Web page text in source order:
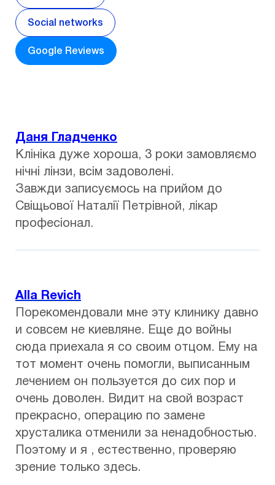
Social networks
Google Reviews
Даня Гладченко
Клініка дуже хороша, 3 роки замовляємо
нічні лінзи, всім задоволені.
Завжди записуємось на прийом до
Свіщьової Наталії Петрівной, лікар
професіонал.
Alla Revich
Порекомендовали мне эту клинику давно
и совсем не киевляне. Еще до войны
сюда приехала я со своим отцом. Ему на
тот момент очень помогли, выписанным
лечением он пользуется до сих пор и
очень доволен. Видит на свой возраст
прекрасно, операцию по замене
хрусталика отменили за ненадобностью.
Поэтому и я , естественно, проверяю
зрение только здесь.